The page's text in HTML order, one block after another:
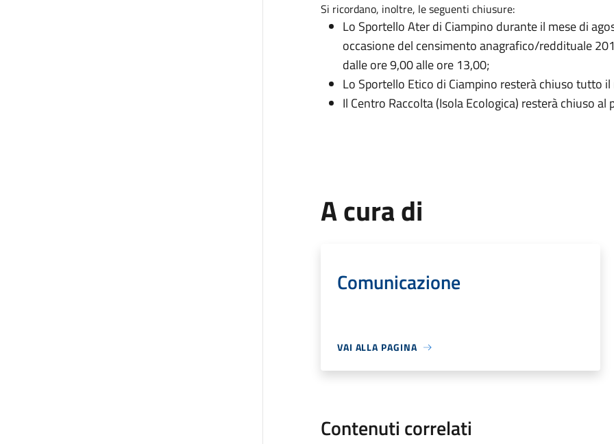
Si ricordano, inoltre, le seguenti chiusure:
Lo Sportello Ater di Ciampino durante il mese di
occasione del censimento anagrafico/reddituale
dalle ore 9,00 alle ore 13,00;
Lo Sportello Etico di Ciampino resterà chiuso tutto
Il Centro Raccolta (Isola Ecologica) resterà chiuso
A cura di
Comunicazione
VAI ALLA PAGINA
Contenuti correlati